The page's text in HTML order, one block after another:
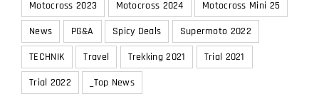
Motocross 25
Motocross 2021
Motocross 2022
Motocross 2023
Motocross 2024
Motocross Mini 25
News
PG&A Spicy Deals
Supermoto 2022
TECHNIK
Travel Trekking 2021